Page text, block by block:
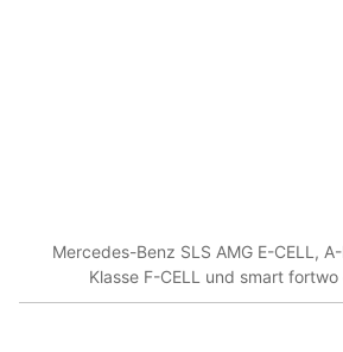
Mercedes-Benz SLS AMG E-CELL,
Klasse F-CELL und smart